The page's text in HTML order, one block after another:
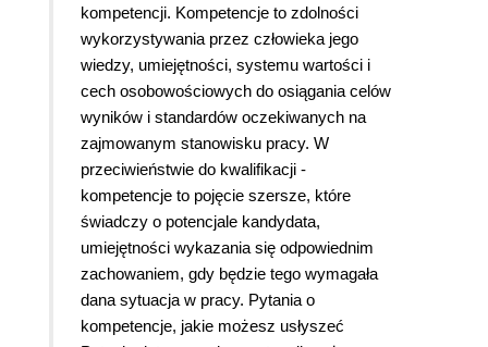
kompetencji. Kompetencje to zdolności
wykorzystywania przez człowieka jego
wiedzy, umiejętności, systemu wartości i
cech osobowościowych do osiągania celów
wyników i standardów oczekiwanych na
zajmowanym stanowisku pracy. W
przeciwieństwie do kwalifikacji -
kompetencje to pojęcie szersze, które
świadczy o potencjale kandydata,
umiejętności wykazania się odpowiednim
zachowaniem, gdy będzie tego wymagała
dana sytuacja w pracy. Pytania o
kompetencje, jakie możesz usłyszeć